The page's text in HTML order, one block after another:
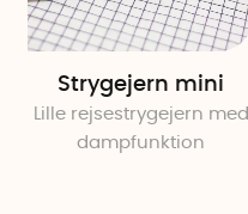
Strygejern mini
Lille rejsestrygejern med
dampfunktion